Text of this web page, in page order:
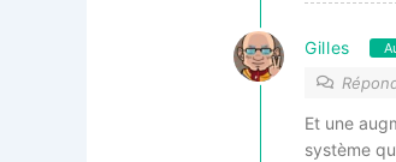
Gilles
Et une
système